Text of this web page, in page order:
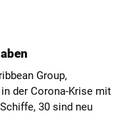
Group,
der Corona-Krise mit
30 sind neu